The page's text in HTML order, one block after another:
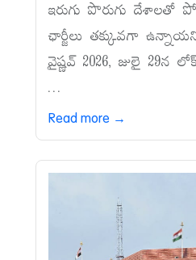
ఇరుగు పొరుగు దేశాలతో
ఛార్జీలు తక్కువగా
వైష్ణవ్‌ 2026, జులై 29న
...
Read more →